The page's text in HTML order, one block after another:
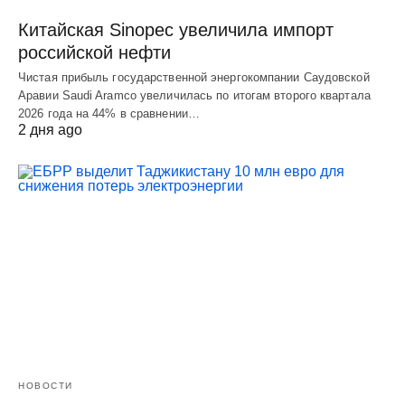
Китайская Sinopec увеличила импорт
российской нефти
Чистая прибыль государственной энергокомпании Саудовской
Аравии Saudi Aramco увеличилась по итогам второго квартала
2026 года на 44% в сравнении…
2 дня ago
НОВОСТИ